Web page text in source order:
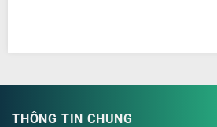
THÔNG TIN CHUNG